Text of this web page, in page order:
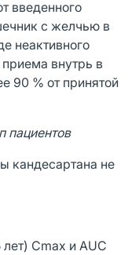
введенного
с желчью в
неактивного
внутрь в
90 % от принятой
пациентов
кандесартана не
Сmax и AUC